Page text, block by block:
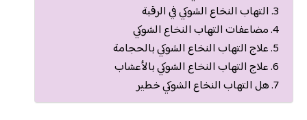
التهاب النخاع الشوكي في الرقبة
مضاعفات التهاب النخاع الشوكي
علاج التهاب النخاع الشوكي بالحجامة
علاج التهاب النخاع الشوكي بالأعشاب
هل التهاب النخاع الشوكي خطير